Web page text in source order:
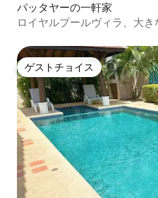
パッタヤーの一軒家
ロイヤルプールヴィラ、大
ゲストチョイス
ゲストチョイス